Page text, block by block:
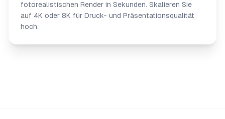
fotorealistischen Render in Sekunden. Skalieren Sie
auf 4K oder 8K für Druck- und Präsentationsqualität
hoch.